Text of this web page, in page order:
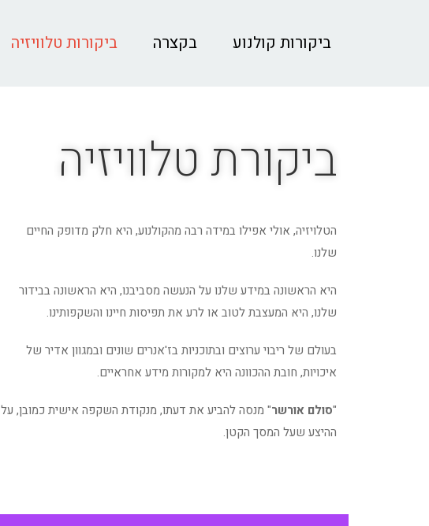
ביקורות קולנוע בקצרה ביקורות טלוויזיה
ביקורת טלוויזיה
הטלויזיה, אולי אפילו במידה רבה מהקולנוע, היא חלק מדופק החיים
שלנו.
היא הראשונה במידע שלנו על הנעשה מסביבנו, היא הראשונה בבידור
שלנו, היא המעצבת לטוב או לרע את תפיסות חיינו והשקפותינו.
בעולם של ריבוי ערוצים ובתוכניות בז'אנרים שונים ובמגוון אדיר של
איכויות, חובת ההכוונה היא למקורות מידע אחראיים.
"סולם אורשר" מנסה להביע את דעתו, מנקודת השקפה אישית כמובן, על
ההיצע שעל המסך הקטן.